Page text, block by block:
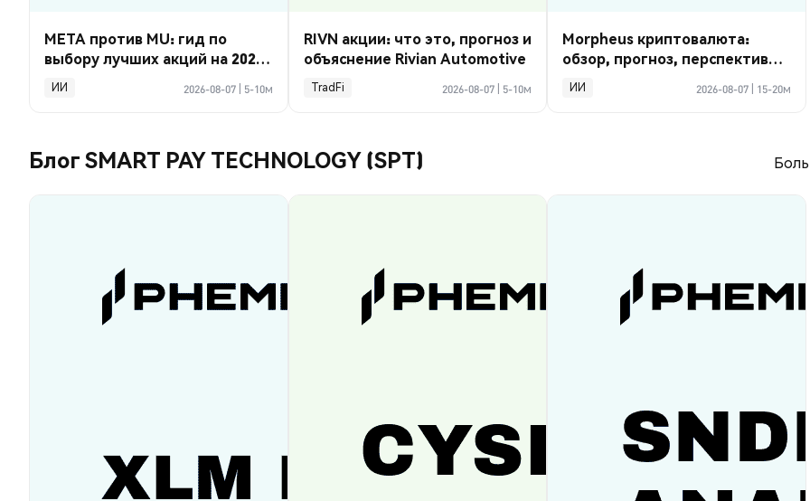
META против MU: гид по
выбору лучших акций на 2026
год
ИИ 2026-08-07 5-10м
RIVN акции: что это, прогноз и
объяснение Rivian Automotive
TradFi 2026-08-07 5-10м
Morpheus криптовалюта:
обзор, прогноз, перспективы
2026
ИИ 2026-08-07 15-20м
Блог SMART PAY TECHNOLOGY (SPT)